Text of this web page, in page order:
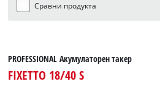
Сравни продукта
PROFESSIONAL Акумулаторен такер
FIXETTO 18/40 S